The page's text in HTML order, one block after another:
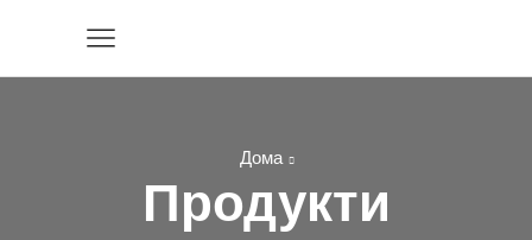
Дома
Продукти